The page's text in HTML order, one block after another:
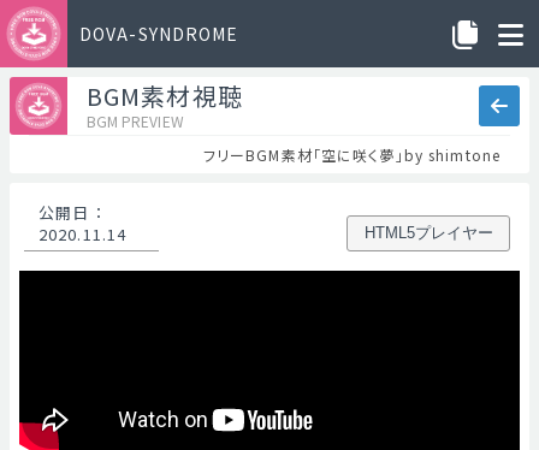
DOVA-SYNDROME
BGM素材視聴
BGM PREVIEW
フリーBGM素材「空に咲く夢」by shimtone
公開日 ：
2020.11.14
HTML5プレイヤー